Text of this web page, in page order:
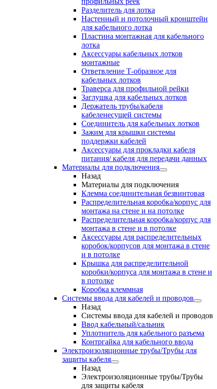
Разделитель для лотка
Настенный и потолочный кронштейн
для кабельного лотка
Пластина монтажная для кабельного
лотка
Аксессуары кабельных лотков
монтажные
Ответвление Т-образное для
кабельных лотков
Траверса для профильной рейки
Заглушка для кабельных лотков
Держатель трубы/кабеля
кабеленесущей системы
Соединитель для кабельных лотков
Зажим для крышки системы
поддержки кабелей
Аксессуары для прокладки кабеля
питания/ кабеля для передачи данных
Материалы для подключения
Назад
Материалы для подключения
Клемма соединительная безвинтовая
Распределительная коробка/корпус для
монтажа на стене и на потолке
Распределительная коробка/корпус для
монтажа в стене и в потолке
Аксессуары для распределительных
коробок/корпусов для монтажа в стене
и в потолке
Крышка для распределительной
коробки/корпуса для монтажа в стене и
в потолке
Коробка клеммная
Системы ввода для кабелей и проводов
Назад
Системы ввода для кабелей и проводов
Ввод кабельный/сальник
Уплотнитель для кабельного разъема
Контргайка для кабельного ввода
Электроизоляционные трубы/Трубы для
защиты кабеля
Назад
Электроизоляционные трубы/Трубы
для защиты кабеля